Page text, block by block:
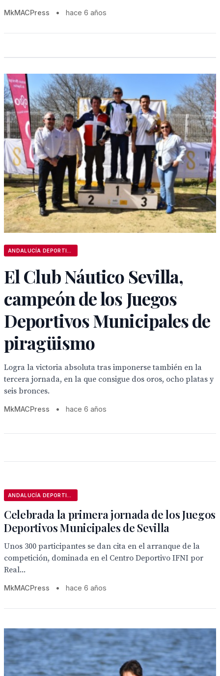
MkMACPress • hace 6 años
El Club Náutico Sevilla,
campeón de los Juegos
Deportivos Municipales de
piragüismo
Logra la victoria absoluta tras imponerse también en la
tercera jornada, en la que consigue dos oros, ocho platas y
seis bronces.
MkMACPress • hace 6 años
Celebrada la primera jornada de los Juegos
Deportivos Municipales de Sevilla
Unos 300 participantes se dan cita en el arranque de la
competición, dominada en el Centro Deportivo IFNI por
Real...
MkMACPress • hace 6 años